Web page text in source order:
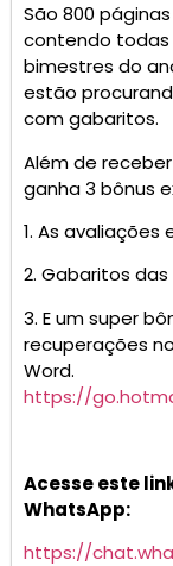
São 800
contendo todas
bimestres do
estão
com gabaritos.
Além de
ganha 3 bônus
1. As
2. Gabaritos das
3. E um super
recuperações
https://
Acesse este
WhatsApp:
https://